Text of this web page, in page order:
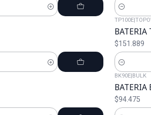
Cantidad
TP100E |
BATERIA
$151.889
Cantidad
BK90E BULK
BATERIA
$94.475